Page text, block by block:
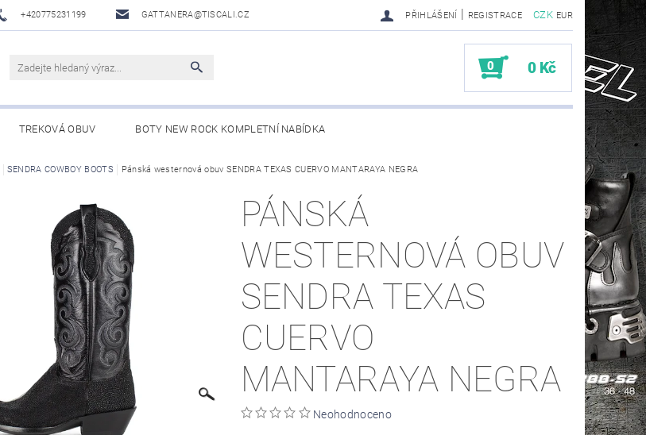
+420775231199 GATTANERA@TISCALI.CZ CZK EUR
PŘIHLÁŠENÍ | REGISTRACE
0 0 Kč
TREKOVÁ OBUV BOTY NEW ROCK KOMPLETNÍ NABÍDKA
WESTERN BELTS /WESTERNOVÉ OPASKY/ BOTY SENDRA-SENDRA HANDMADE BIKER BOOTS
SENDRA COWBOY BOOTS Pánská westernová obuv SENDRA TEXAS CUERVO MANTARAYA NEGRA
PÁNSKÁ
WESTERNOVÁ OBUV
SENDRA TEXAS
CUERVO
MANTARAYA NEGRA
Neohodnoceno